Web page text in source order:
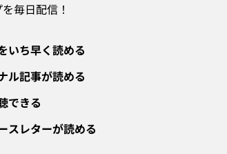
毎日配信！
いち早く読める
ル記事が読める
できる
スレターが読める